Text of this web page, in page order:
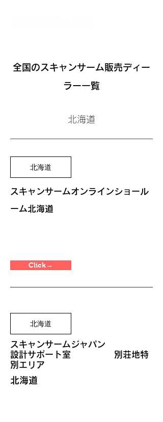
全国の​スキャンサーム販売ディー
ラー一覧
北海道
北海道
スキャンサームオンラインショール
ーム北海道
Click→
北海道
スキャンサームジャパン
​設計サポート室 別荘地特
別エリア
北海道